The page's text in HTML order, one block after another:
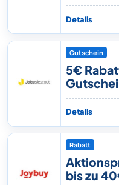
Details
Gutschein
5€
Details
Rabatt
bis zu